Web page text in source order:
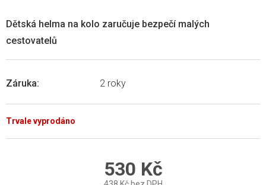
Trvale vyprodáno
Záruka: 2 roky
Dětská helma na kolo zaručuje bezpečí malých
cestovatelů
530 Kč